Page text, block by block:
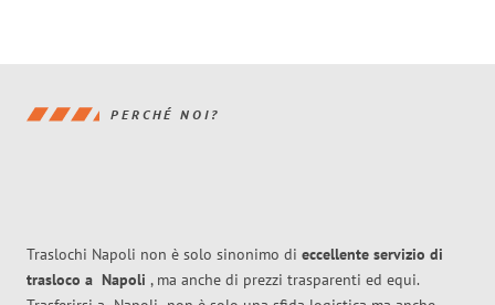
PERCHÉ NOI?
Traslochi Napoli non è solo sinonimo di eccellente servizio di
trasloco a Napoli , ma anche di prezzi trasparenti ed equi.